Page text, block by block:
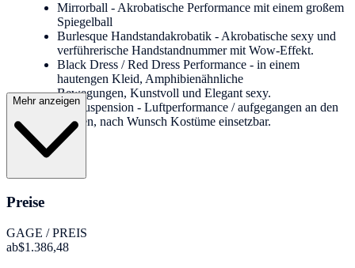
Mirrorball - Akrobatische Performance mit einem großem
Spiegelball
Burlesque Handstandakrobatik - Akrobatische sexy und
verführerische Handstandnummer mit Wow-Effekt.
Black Dress / Red Dress Performance - in einem
hautengen Kleid, Amphibienähnliche
Bewegungen, Kunstvoll und Elegant sexy.
Hairsuspension - Luftperformance / aufgegangen an den
Haaren, nach Wunsch Kostüme einsetzbar.
Mehr anzeigen
Preise
GAGE / PREIS
ab$1.386,48